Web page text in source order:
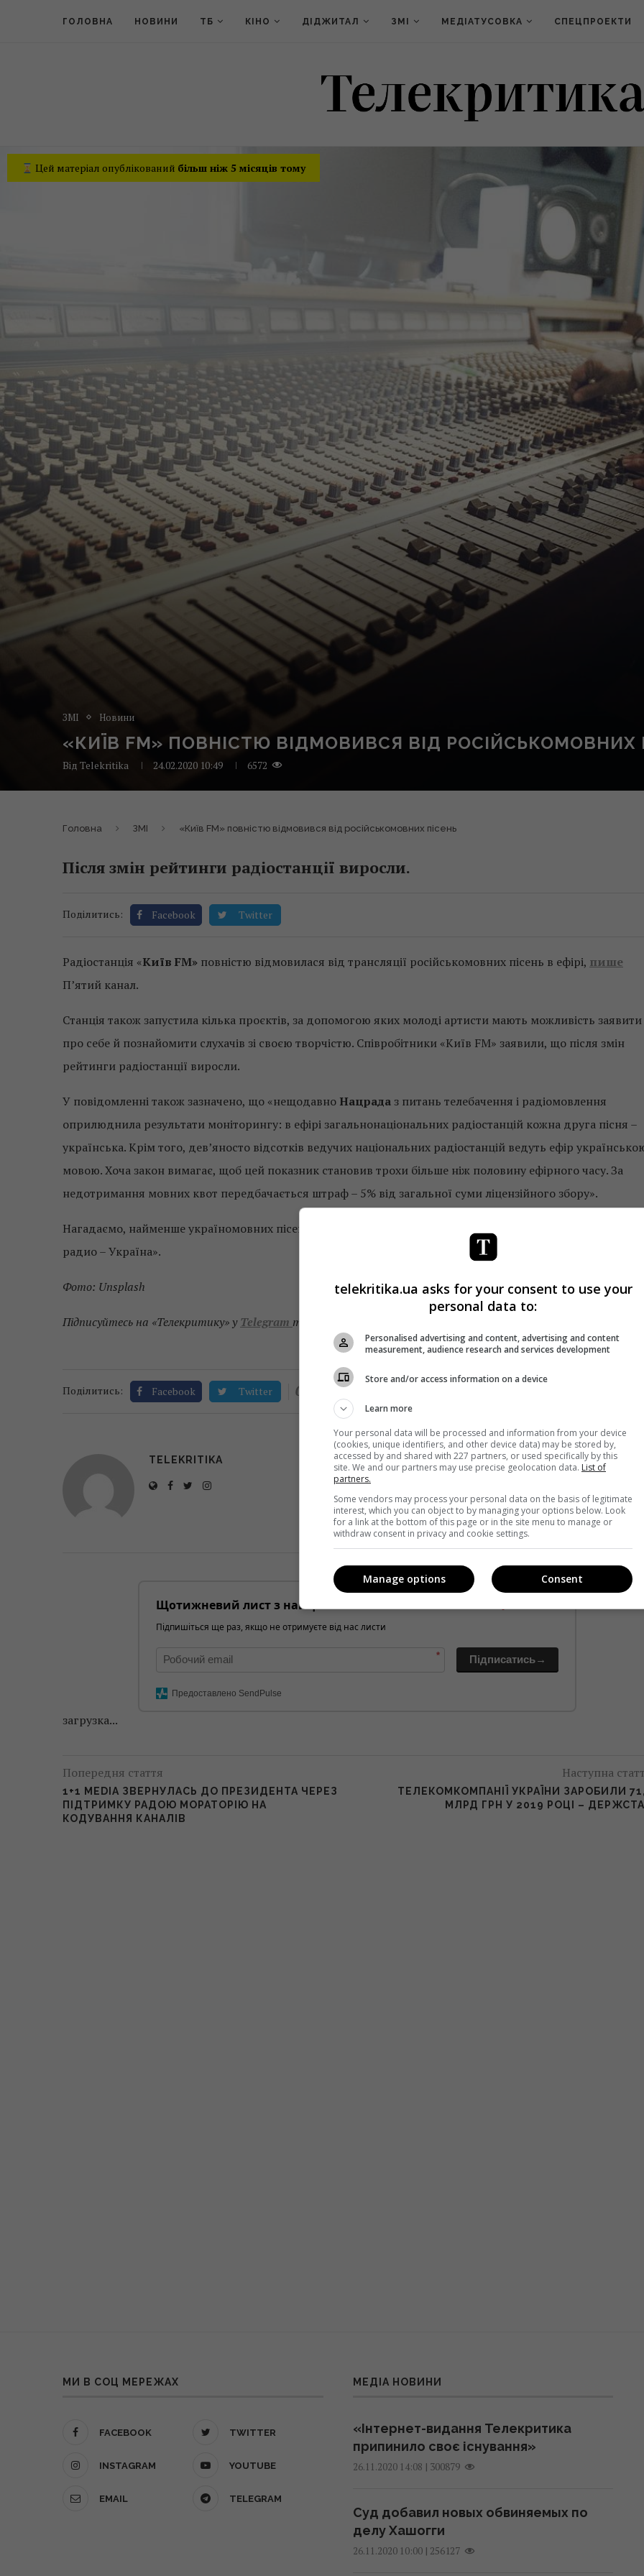
ГОЛОВНА НОВИНИ ТБ КІНО ДІДЖИТАЛ ЗМІ МЕДІАТУСОВКА СПЕЦПРОЕКТИ
Цей матеріал опублікований більш ніж 5 місяців тому
ЗМІ Новини
«КИЇВ FM» ПОВНІСТЮ ВІДМОВИВСЯ ВІД РОСІЙСЬКОМОВНИХ
Від Telekritika 24.02.2020 10:49 6572
Головна ЗМІ «Київ FM» повністю відмовився від російськомовних пісень
Після змін рейтинги радіостанції виросли.
Поділитись: Facebook Twitter
Радіостанція «Київ FM» повністю відмовилася від трансляції російськомовних пісень в ефірі, пише
П’ятий канал.
Станція також запустила кілька проєктів, за допомогою яких молоді артисти мають можливість заявити
про себе й познайомити слухачів зі своєю творчістю. Співробітники «Київ FM» заявили, що після змін
рейтинги радіостанції виросли.
У повідомленні також зазначено, що «нещодавно Нацрада з питань телебачення і радіомовлення
оприлюднила результати моніторингу: в ефірі загальнонаціональних радіостанцій кожна друга пісня –
українська. Крім того, дев’яносто відсотків ведучих національних радіостанцій ведуть ефір
мовою. Хоча закон вимагає, щоб цей показник становив трохи більше ніж половину ефірного часу. За
недотримання мовних квот передбачається штраф – 5% від загальної суми ліцензійного збору».
Нагадаємо, найменше україномовних пісень на
радио – Україна».
Фото: Unsplash
Підписуйтесь на «Телекритику» у Telegram та
Поділитись: Facebook Twitter 0
TELEKRITIKA
Щотижневий лист з найцікавішим. Пишемо з любов'ю !
Підпишіться ще раз, якщо не отримуєте від нас листи
* Підписатись→
Предоставлено SendPulse
загрузка...
Попередня стаття
1+1 MEDIA ЗВЕРНУЛАСЬ ДО ПРЕЗИДЕНТА ЧЕРЕЗ
ПІДТРИМКУ РАДОЮ МОРАТОРІЮ НА
КОДУВАННЯ КАНАЛІВ
Наступна
ТЕЛЕКОМКОМПАНІЇ УКРАЇНИ ЗАРОБИЛИ
МЛРД ГРН У 2019 РОЦІ –
МИ В СОЦ МЕРЕЖАХ
FACEBOOK TWITTER
INSTAGRAM YOUTUBE
EMAIL TELEGRAM
МЕДІА НОВИНИ
«Інтернет-видання Телекритика
припинило своє існування»
26.11.2020 14:08 | 300879
Суд добавил новых обвиняемых по
делу Хашогги
26.11.2020 10:00| 256127
telekritika.ua asks for your consent to use your
personal data to:
Personalised advertising and content, advertising and content
measurement, audience research and services development
Store and/or access information on a device
Learn more
Your personal data will be processed and information from your device
(cookies, unique identifiers, and other device data) may be stored by,
accessed by and shared with 227 partners, or used specifically by this
site. We and our partners may use precise geolocation data. List of
partners.
Some vendors may process your personal data on the basis of legitimate
interest, which you can object to by managing your options below. Look
for a link at the bottom of this page or in the site menu to manage or
withdraw consent in privacy and cookie settings.
Consent
Manage options